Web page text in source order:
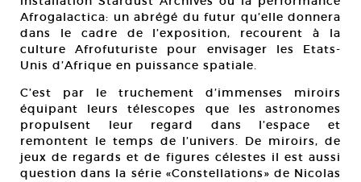
Afrogalactica: un abrégé du futur qu’elle donnera
dans le cadre de l’exposition, recourent à la
culture Afrofuturiste pour envisager les Etats-
Unis d’Afrique en puissance spatiale.
C’est par le truchement d’immenses miroirs
équipant leurs télescopes que les astronomes
propulsent leur regard dans l’espace et
remontent le temps de l’univers. De miroirs, de
jeux de regards et de figures célestes il est aussi
question dans la série «Constellations» de Nicolas